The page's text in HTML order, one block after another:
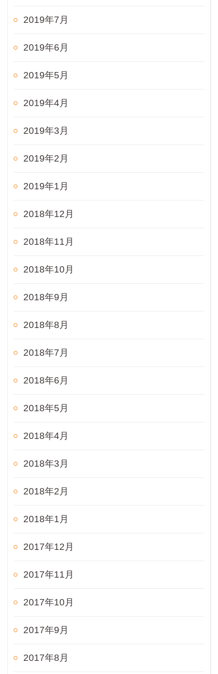
2019年7月
2019年6月
2019年5月
2019年4月
2019年3月
2019年2月
2019年1月
2018年12月
2018年11月
2018年10月
2018年9月
2018年8月
2018年7月
2018年6月
2018年5月
2018年4月
2018年3月
2018年2月
2018年1月
2017年12月
2017年11月
2017年10月
2017年9月
2017年8月